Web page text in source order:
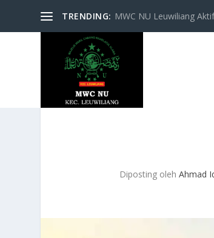
TRENDING: MWC NU Leuwiliang
Diposting oleh Ahmad